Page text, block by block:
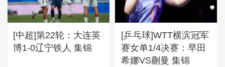
[中超]第22轮：大连英
博1-0辽宁铁人 集锦
[乒乓球]WTT横滨冠军
赛女单1/4决赛：早田
希娜VS蒯曼 集锦